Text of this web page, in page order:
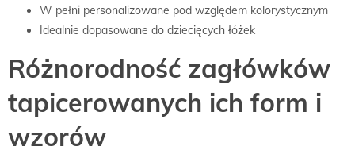
W pełni personalizowane pod względem kolorystycznym
Idealnie dopasowane do dziecięcych łóżek
Różnorodność zagłówków
tapicerowanych ich form i
wzorów